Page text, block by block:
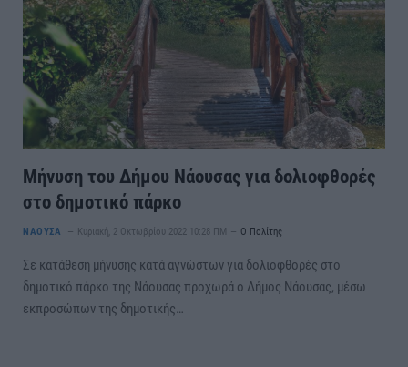
Μήνυση του Δήμου Νάουσας για δολιοφθορές
στο δημοτικό πάρκο
ΝΑΟΥΣΑ Κυριακή, 2 Οκτωβρίου 2022 10:28 ΠΜ Ο Πολίτης
Σε κατάθεση μήνυσης κατά αγνώστων για δολιοφθορές στο
δημοτικό πάρκο της Νάουσας προχωρά ο Δήμος Νάουσας, μέσω
εκπροσώπων της δημοτικής…